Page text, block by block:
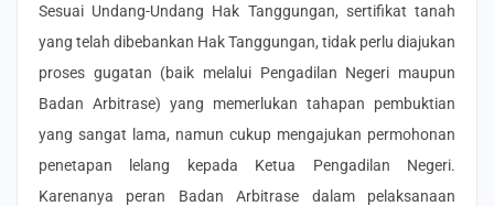
Sesuai Undang-Undang Hak Tanggungan, sertifikat tanah
yang telah dibebankan Hak Tanggungan, tidak perlu diajukan
proses gugatan (baik melalui Pengadilan Negeri maupun
Badan Arbitrase) yang memerlukan tahapan pembuktian
yang sangat lama, namun cukup mengajukan permohonan
penetapan lelang kepada Ketua Pengadilan Negeri.
Karenanya peran Badan Arbitrase dalam pelaksanaan